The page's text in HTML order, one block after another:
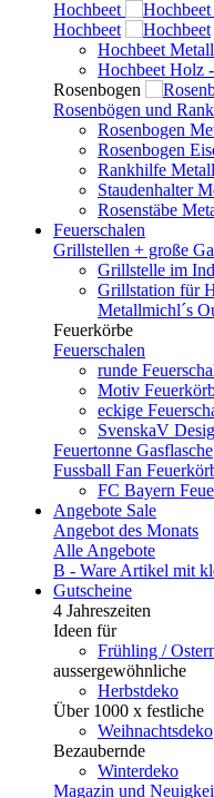
Hochbeet
Hochbeet
Hochbeet Metall
Hochbeet Holz
Rosenbogen
Rosenbögen und
Rosenbogen
Rosenbogen
Rankhilfe
Staudenhalter
Rosenstäbe
Feuerschalen
Grillstellen + große
Grillstelle im
Grillstation für
Metallmichl´s
Feuerkörbe
Feuerschalen
runde
Motiv
eckige
SvenskaV
Feuertonne Gasflasche
Fussball Fan
FC Bayern
Angebote Sale
Angebot des Monats
Alle Angebote
B - Ware Artikel mit
Gutscheine
4 Jahreszeiten
Ideen für
Frühling /
aussergewöhnliche
Herbstdeko
Über 1000 x festliche
Weihnachtsdeko
Bezaubernde
Winterdeko
Magazin und